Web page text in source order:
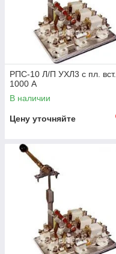
РПС-10 Л/П УХЛ3 с пл. вст.
1000 А
В наличии
Цену уточняйте